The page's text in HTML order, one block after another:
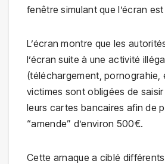
fenêtre simulant que l’écran
L’écran montre que les
l’écran suite à une activité
(téléchargement, pornograhie,
victimes sont obligées de
leurs cartes bancaires afin de
“amende” d’environ 500€.
Cette arnaque a ciblé